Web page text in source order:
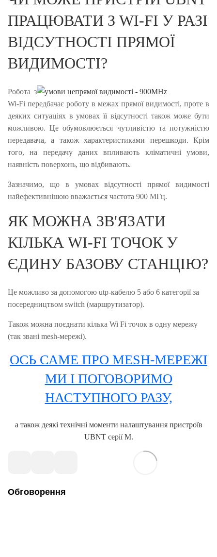
ПРАЦЮВАТИ З WI-FI У РАЗІ
ВІДСУТНОСТІ ПРЯМОЇ
ВИДИМОСТІ?
Робота з
Wi-Fi передбачає роботу в межах прямої видимості, проте в
деяких ситуаціях в умовах її відсутності також може бути
можливою.Це обумовлюється чутливістю та потужністю
передавача, а також характеристиками перешкоди. Крім
того, на передачу даних впливають кліматичні умови,
наявність поверхонь, що відбивають.
Зазначимо, що в умовах відсутності прямої видимості
найефективнішою вважається частота 900 МГц.
ЯК МОЖНА ЗВ'ЯЗАТИ
КІЛЬКА WI-FI ТОЧОК У
ЄДИНУ БАЗОВУ СТАНЦІЮ?
Це можливо за допомогою utp-кабелю 5 або 6 категорії за
посередництвом switch (маршрутизатор).
Також можна поєднати кілька Wi Fi точок в одну мережу
(так звані mesh-мережі).
ОСЬ САМЕ ПРО MESH-МЕРЕЖІ
МИ І ПОГОВОРИМО
НАСТУПНОГО РАЗУ,
а також деякі технічні моменти налаштування пристроїв
UBNT серії M.
Обговорення